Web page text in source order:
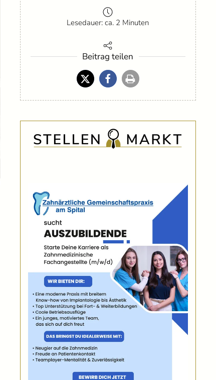
Lesedauer: ca. 2 Minuten
Beitrag teilen